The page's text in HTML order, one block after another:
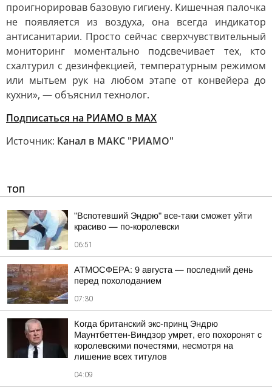
проигнорировав базовую гигиену. Кишечная палочка
не появляется из воздуха, она всегда индикатор
антисанитарии. Просто сейчас сверхчувствительный
мониторинг моментально подсвечивает тех, кто
схалтурил с дезинфекцией, температурным режимом
или мытьем рук на любом этапе от конвейера до
кухни», — объяснил технолог.
Подписаться на РИАМО в MAX
Источник: Канал в МАКС "РИАМО"
ТОП
"Вспотевший Эндрю" все-таки сможет уйти
красиво — по-королевски
06:51
АТМОСФЕРА: 9 августа — последний день
перед похолоданием
07:30
Когда британский экс-принц Эндрю
Маунтбеттен-Виндзор умрет, его похоронят с
королевскими почестями, несмотря на
лишение всех титулов
04:09